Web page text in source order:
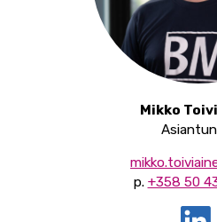
Mikko
p. +358 50